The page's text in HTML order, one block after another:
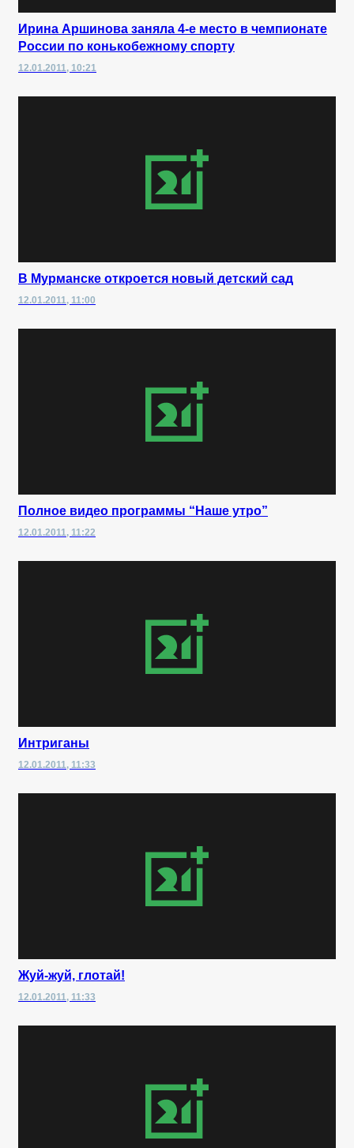
Ирина Аршинова заняла 4-е место в чемпионате
России по конькобежному спорту
12.01.2011, 10:21
В Мурманске откроется новый детский сад
12.01.2011, 11:00
Полное видео программы “Наше утро”
12.01.2011, 11:22
Интриганы
12.01.2011, 11:33
Жуй-жуй, глотай!
12.01.2011, 11:33